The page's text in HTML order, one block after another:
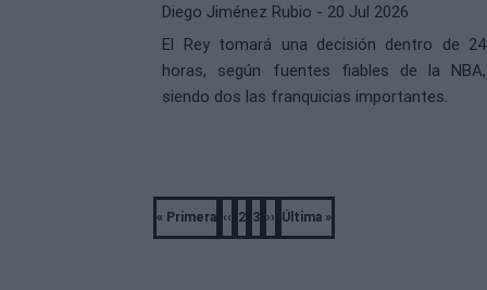
Diego Jiménez Rubio - 20 Jul 2026
El Rey tomará una decisión dentro de 24
horas, según fuentes fiables de la NBA,
siendo dos las franquicias importantes.
PaginationFirst
« Primera
Previous
‹‹
Página
2
Página
3
Next
››
Last
Última »